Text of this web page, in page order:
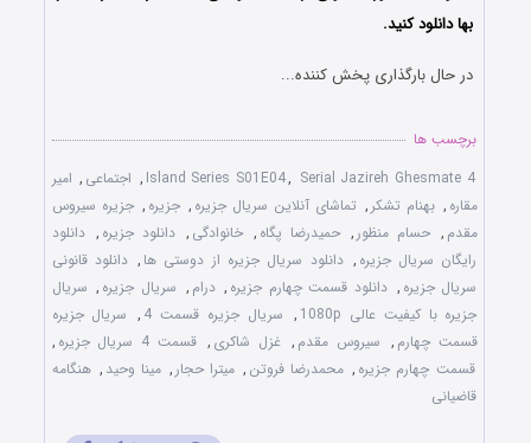
بها دانلود کنید.
در حال بارگذاری پخش کننده...
برچسب ها
Island Series S01E04, Serial Jazireh Ghesmate 4
, اجتماعی , امیر
مقاره , بهنام تشکر , تماشای آنلاین سریال جزیره , جزیره , جزیره سیروس
مقدم , حسام منظور , حمیدرضا پگاه , خانوادگی , دانلود جزیره , دانلود
رایگان سریال جزیره , دانلود سریال جزیره از دوستی ها , دانلود قانونی
سریال جزیره , دانلود قسمت چهارم جزیره , درام , سریال جزیره , سریال
جزیره با کیفیت عالی 1080p
, سریال جزیره قسمت 4 , سریال جزیره
قسمت چهارم , سیروس مقدم , غزل شاکری , قسمت 4 سریال جزیره
,
قسمت چهارم جزیره , محمدرضا فروتن , میترا حجار , مینا وحید , هنگامه
قاضیانی